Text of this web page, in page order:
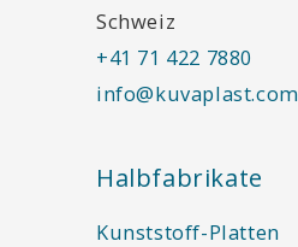
Schweiz
+41 71 422 7880
info@kuvaplast.com
Halbfabrikate
Kunststoff-Platten